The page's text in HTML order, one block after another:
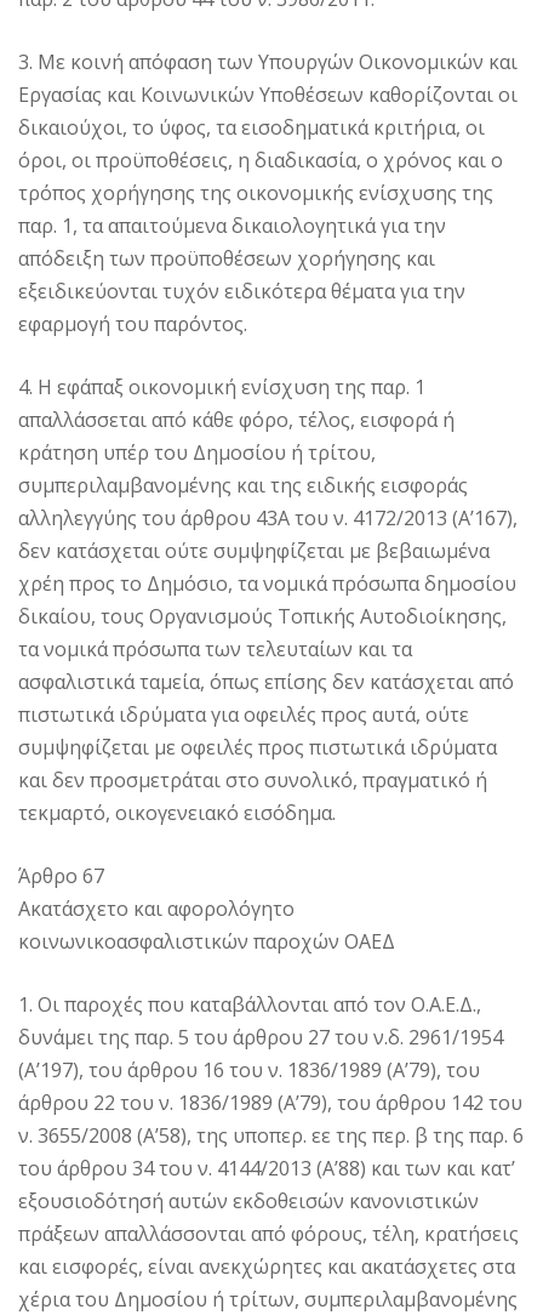
3. Με κοινή απόφαση των Υπουργών Οικονομικών και
Εργασίας και Κοινωνικών Υποθέσεων καθορίζονται οι
δικαιούχοι, το ύφος, τα εισοδηματικά κριτήρια, οι
όροι, οι προϋποθέσεις, η διαδικασία, ο χρόνος και ο
τρόπος χορήγησης της οικονομικής ενίσχυσης της
παρ. 1, τα απαιτούμενα δικαιολογητικά για την
απόδειξη των προϋποθέσεων χορήγησης και
εξειδικεύονται τυχόν ειδικότερα θέματα για την
εφαρμογή του παρόντος.
4. Η εφάπαξ οικονομική ενίσχυση της παρ. 1
απαλλάσσεται από κάθε φόρο, τέλος, εισφορά ή
κράτηση υπέρ του Δημοσίου ή τρίτου,
συμπεριλαμβανομένης και της ειδικής εισφοράς
αλληλεγγύης του άρθρου 43Α του ν. 4172/2013 (Α’167),
δεν κατάσχεται ούτε συμψηφίζεται με βεβαιωμένα
χρέη προς το Δημόσιο, τα νομικά πρόσωπα δημοσίου
δικαίου, τους Οργανισμούς Τοπικής Αυτοδιοίκησης,
τα νομικά πρόσωπα των τελευταίων και τα
ασφαλιστικά ταμεία, όπως επίσης δεν κατάσχεται από
πιστωτικά ιδρύματα για οφειλές προς αυτά, ούτε
συμψηφίζεται με οφειλές προς πιστωτικά ιδρύματα
και δεν προσμετράται στο συνολικό, πραγματικό ή
τεκμαρτό, οικογενειακό εισόδημα.
Άρθρο 67
Ακατάσχετο και αφορολόγητο
κοινωνικοασφαλιστικών παροχών ΟΑΕΔ
1. Οι παροχές που καταβάλλονται από τον Ο.Α.Ε.Δ.,
δυνάμει της παρ. 5 του άρθρου 27 του ν.δ. 2961/1954
(Α’197), του άρθρου 16 του ν. 1836/1989 (Α’79), του
άρθρου 22 του ν. 1836/1989 (Α’79), του άρθρου 142 του
ν. 3655/2008 (Α’58), της υποπερ. εε της περ. β της παρ. 6
του άρθρου 34 του ν. 4144/2013 (Α’88) και των και κατ’
εξουσιοδότησή αυτών εκδοθεισών κανονιστικών
πράξεων απαλλάσσονται από φόρους, τέλη, κρατήσεις
και εισφορές, είναι ανεκχώρητες και ακατάσχετες στα
χέρια του Δημοσίου ή τρίτων, συμπεριλαμβανομένης